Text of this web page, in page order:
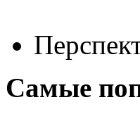
Самые